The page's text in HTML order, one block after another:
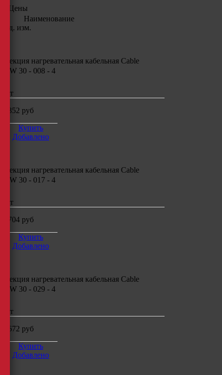
Цены
Наименование
Ед. изм.
Секция нагревательная кабельная Cable
CW 30 - 008 - 4
шт
2352 руб
Купить
Добавлено
Секция нагревательная кабельная Cable
CW 30 - 017 - 4
шт
4704 руб
Купить
Добавлено
Секция нагревательная кабельная Cable
CW 30 - 029 - 4
шт
6672 руб
Купить
Добавлено